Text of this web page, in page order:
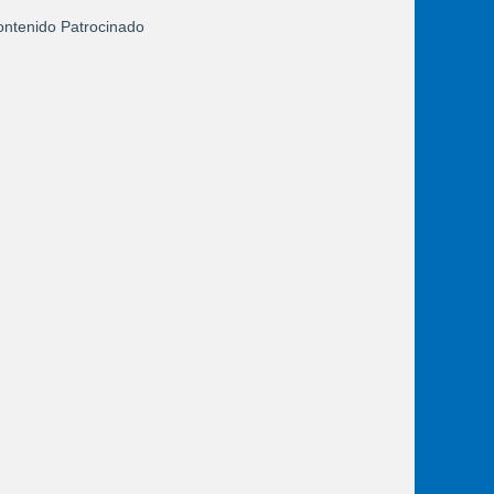
Patrocinado